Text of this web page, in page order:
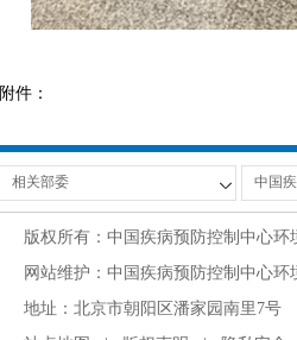
附件：
版权所有：中国疾病预防控制中心环
网站维护：中国疾病预防控制中心
地址：北京市朝阳区潘家园南里7号